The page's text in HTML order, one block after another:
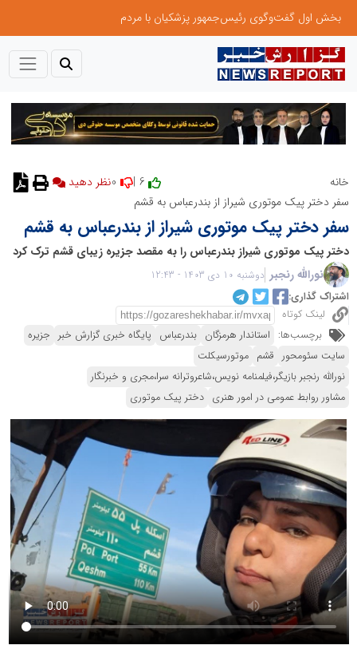
بخش اول گفت‌وگوی رئیس‌جمهور پزشکیان با مردم
خانه
سفر دختر پیک موتوری شیراز از بندرعباس به قشم
سفر دختر پیک موتوری شیراز از بندرعباس به قشم
دختر پیک موتوری شیراز بندرعباس را به مقصد جزیره زیبای قشم ترک کرد
نورالله رنجبر دوشنبه 10 دی 1403 - 12:43
اشتراک گذاری:
لینک کوتاه
برچسب‌ها: استاندار هرمزگان بندرعباس پایگاه خبری گزارش خبر جزیره
سایت سئومحور قشم موتورسيكلت
نورالله رنجبر بازیگر،فیلمنامه نویس،شاعروترانه سرا،مجری و خبرنگار
مشاور روابط عمومی در امور هنری دختر پیک موتوری